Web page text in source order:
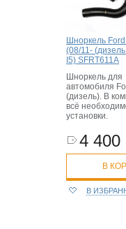
Шноркель
(08/11-
I5) SFRT611A
Шноркель для
автомобиля
(дизель). В
всё
установки.
4 400
В
В